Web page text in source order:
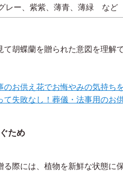
レー、紫紫、薄青、薄緑 など
胡蝶蘭を贈られた意図を理解
のお供え花でお悔やみの気持ち
て失敗なし！葬儀・法事用のお
ため
際には、植物を新鮮な状態に